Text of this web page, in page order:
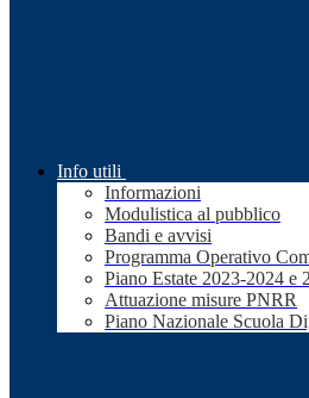
Info utili
Informazioni
Modulistica al pubblico
Bandi e avvisi
Programma Operativo
Piano Estate 2023-2024 e
Attuazione misure PNRR
Piano Nazionale Scuola